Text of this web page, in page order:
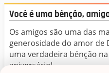
Você é uma bênção,
Os amigos são uma das
generosidade do amor de
uma verdadeira bênção
aniversário!